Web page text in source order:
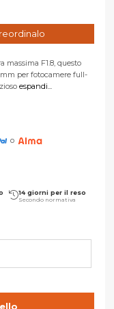
F1.8, questo
per fotocamere full-
espandi...
o
14 giorni per il reso
Secondo normativa